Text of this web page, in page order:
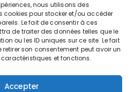
nous utilisons des
cookies pour stocker et/ou accéder
Le fait de consentir à ces
de traiter des données telles que le
ou les ID uniques sur ce site. Le fait
son consentement peut avoir un
et fonctions.
Accepter
de SCI